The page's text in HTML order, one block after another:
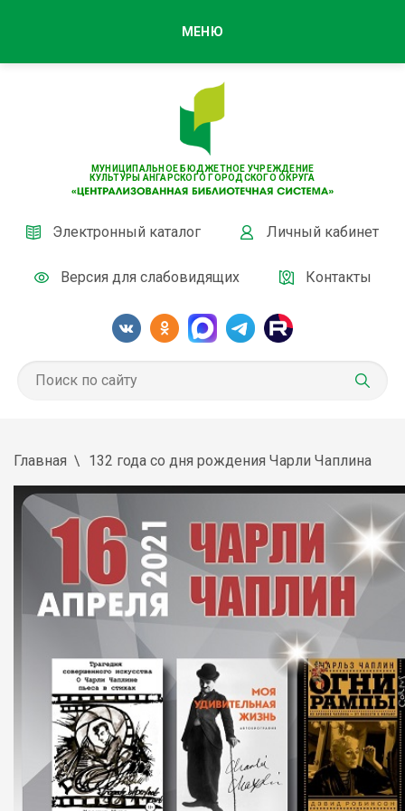
МУНИЦИПАЛЬНОЕ БЮДЖЕТНОЕ УЧРЕЖДЕНИЕ
КУЛЬТУРЫ АНГАРСКОГО ГОРОДСКОГО ОКРУГА
Электронный каталог Личный кабинет
Версия для слабовидящих Контакты
МЕНЮ
Главная 132 года со дня рождения Чарли Чаплина